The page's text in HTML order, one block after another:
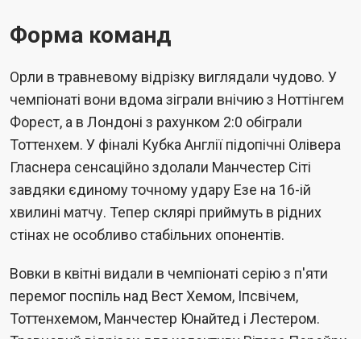
Форма команд
Орли в травневому відрізку виглядали чудово. У
чемпіонаті вони вдома зіграли внічию з Ноттінгем
Форест, а в Лондоні з рахунком 2:0 обіграли
Тоттенхем. У фіналі Кубка Англії підопічні Олівера
Гласнера сенсаційно здолали Манчестер Сіті
завдяки єдиному точному удару Езе на 16-ій
хвилині матчу. Тепер склярі приймуть в рідних
стінах не особливо стабільних опонентів.
Вовки в квітні видали в чемпіонаті серію з п'яти
перемог поспіль над Вест Хемом, Іпсвічем,
Тоттенхемом, Манчестер Юнайтед і Лестером.